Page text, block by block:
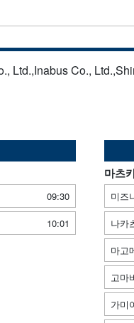
Ltd.,Inabus Co.,
09:30
10:01
마츠
미즈
나카
마고
고마
가미